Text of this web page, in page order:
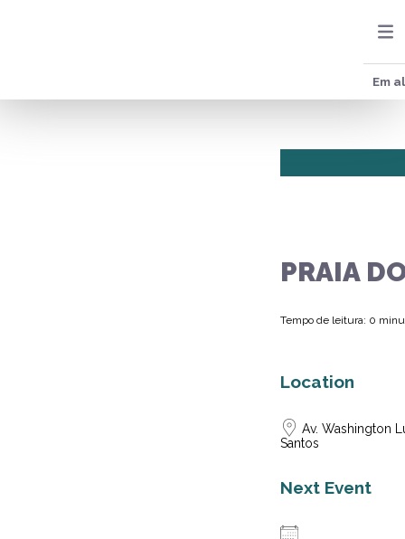
Em
PRAIA
Tempo de leitura: 0
Location
Av. Washington
Santos
Next Event